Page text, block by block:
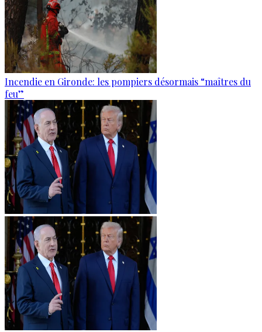
Incendie en Gironde: les pompiers désormais “maîtres du
feu”